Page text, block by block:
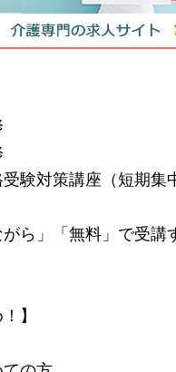
験対策講座（短期集
ら」「無料」で受
】